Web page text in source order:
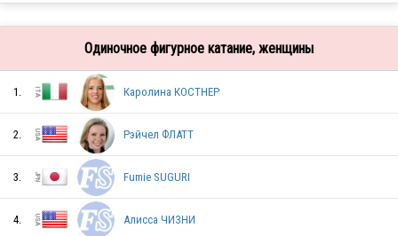
Одиночное фигурное катание, женщины
1. Каролина КОСТНЕР
2. Рэйчел ФЛАТТ
3. Fumie SUGURI
4. Алисса ЧИЗНИ